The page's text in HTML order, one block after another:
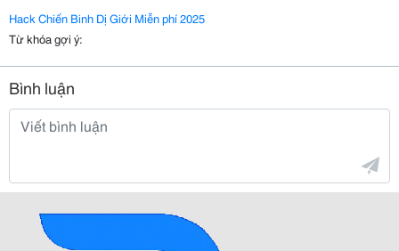
Hack Chiến Binh Dị Giới Miễn phí 2025
Từ khóa gợi ý:
Bình luận